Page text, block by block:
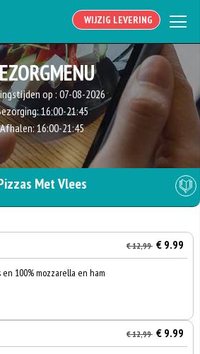
WIJZIG LEVERING
op : 07-08-2026
16:00-21:45
Afhalen:16:00-21:45
Met Vlees
€ 12,99 € 9.99
100% mozzarella en ham
€ 12,99 € 9.99